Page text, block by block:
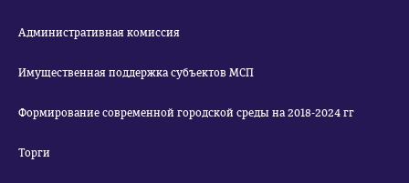
Административная комиссия
Имущественная поддержка субъектов МСП
Формирование современной городской среды на 2018-2024 гг
Торги